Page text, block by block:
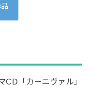
CD「カーニヴァル」